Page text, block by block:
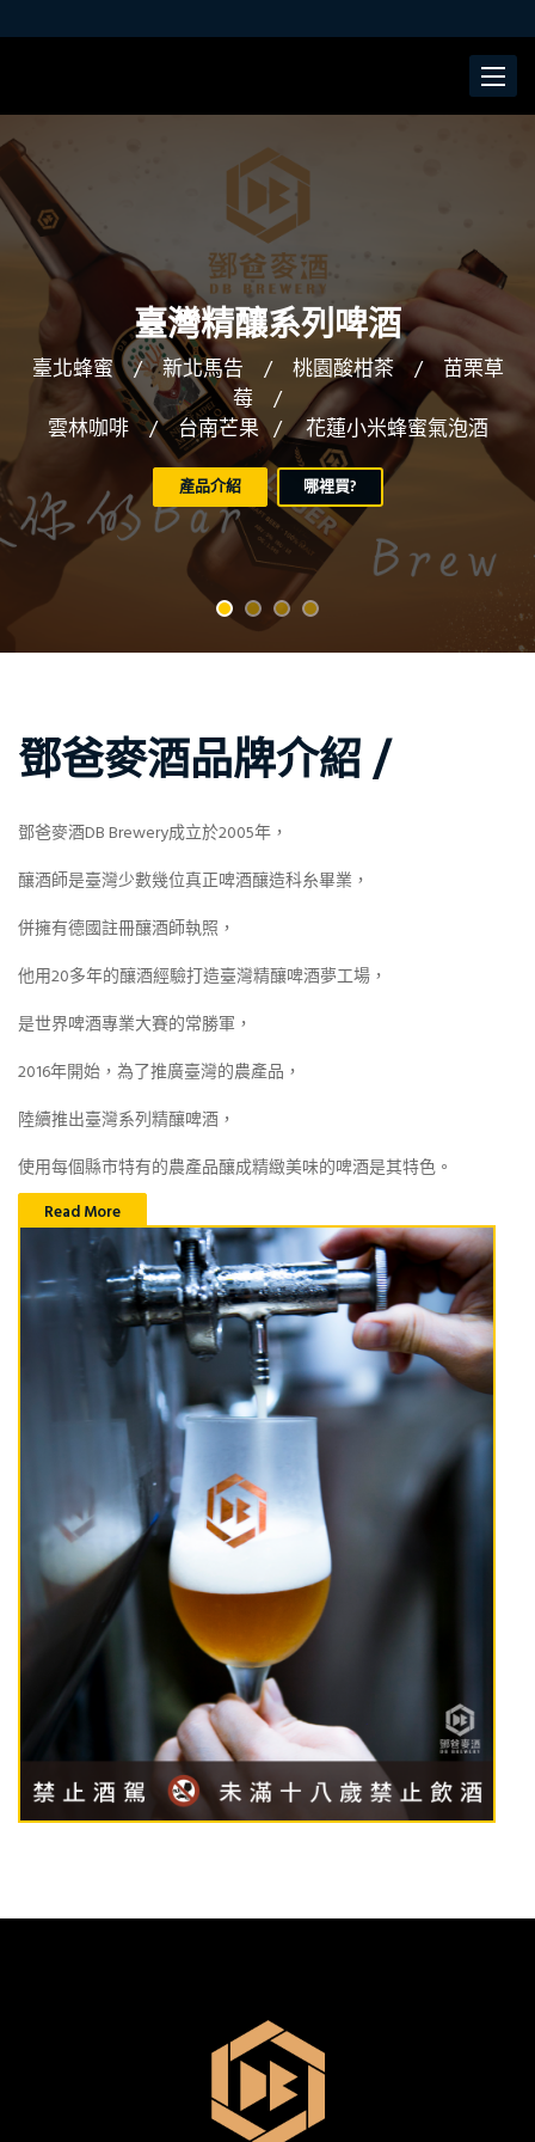
Toggle
臺灣精釀系列啤酒
臺北蜂蜜 / 新北馬告 / 桃園酸柑茶 / 苗栗草
莓 /
雲林咖啡 / 台南芒果 / 花蓮小米蜂蜜氣泡酒
產品介紹 哪裡買?
鄧爸麥酒品牌介紹 /
鄧爸麥酒DB Brewery成立於2005年，
釀酒師是臺灣少數幾位真正啤酒釀造科糸畢業，
併擁有德國註冊釀酒師執照，
他用20多年的釀酒經驗打造臺灣精釀啤酒夢工場，
是世界啤酒專業大賽的常勝軍，
2016年開始，為了推廣臺灣的農產品，
陸續推出臺灣系列精釀啤酒，
使用每個縣市特有的農產品釀成精緻美味的啤酒是其特色。
Read More